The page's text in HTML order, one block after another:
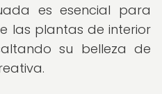
es esencial para
las plantas de interior
su belleza de